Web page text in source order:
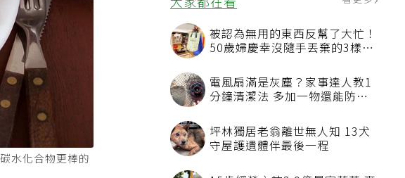
大家都在看
被認為無用的東西反幫了大忙！
50歲婦慶幸沒隨手丟棄的3樣物
電風扇滿是灰塵？家事達人教1
坪林獨居老翁離世無人知 13犬
守屋護遺體伴最後一程
水化合物更棒的